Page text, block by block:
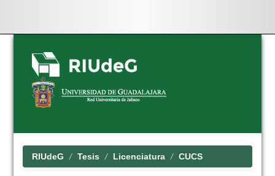
Skip
navigation
RIUdeG Tesis Licenciatura CUCS